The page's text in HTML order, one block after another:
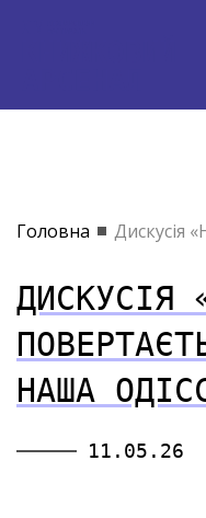
Головна Дискусія
ДИСКУСІЯ
НАША
11.05.26